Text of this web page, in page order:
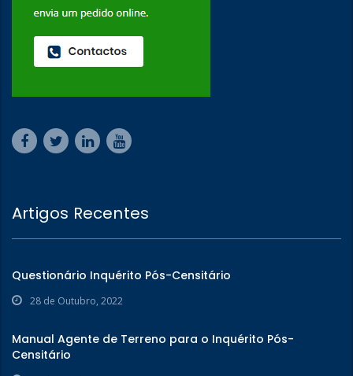
Artigos Recentes
Questionário Inquérito Pós-Censitário
28 de Outubro, 2022
Manual Agente de Terreno para o Inquérito Pós-
Censitário